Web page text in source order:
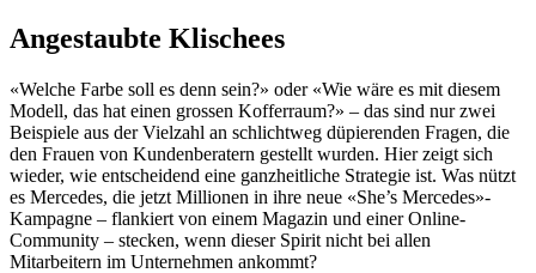
Angestaubte Klischees
«Welche Farbe soll es denn sein?» oder «Wie wäre es mit diesem
Modell, das hat einen grossen Kofferraum?» – das sind nur zwei
Beispiele aus der Vielzahl an schlichtweg düpierenden Fragen, die
den Frauen von Kundenberatern gestellt wurden. Hier zeigt sich
wieder, wie entscheidend eine ganzheitliche Strategie ist. Was nützt
es Mercedes, die jetzt Millionen in ihre neue «She’s Mercedes»-
Kampagne – flankiert von einem Magazin und einer Online-
Community – stecken, wenn dieser Spirit nicht bei allen
Mitarbeitern im Unternehmen ankommt?